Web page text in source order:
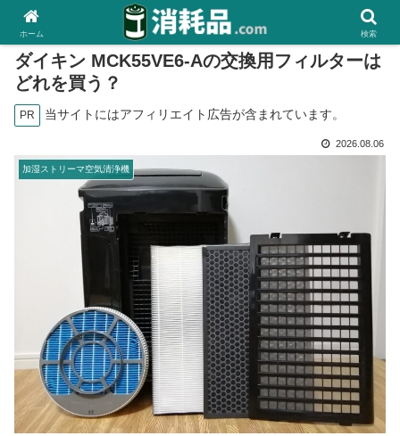
ダイキン MCK55VE6-Aの交換用フィルターは
どれを買う？
PR 当サイトにはアフィリエイト広告が含まれています。
2026.08.06
加湿ストリーマ空気清浄機
ホーム 検索